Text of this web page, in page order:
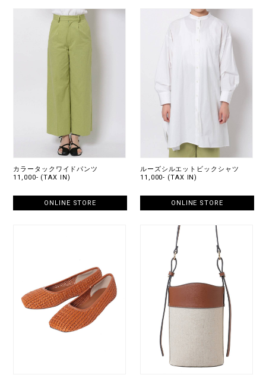
カラータックワイドパンツ
11,000- (TAX IN)
ONLINE STORE
ルーズシルエットビックシャツ
11,000- (TAX IN)
ONLINE STORE